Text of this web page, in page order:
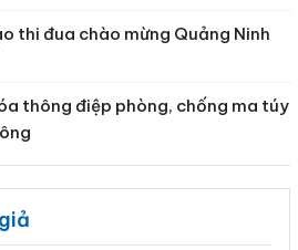
thi đua chào mừng Quảng Ninh
thông điệp phòng, chống ma túy